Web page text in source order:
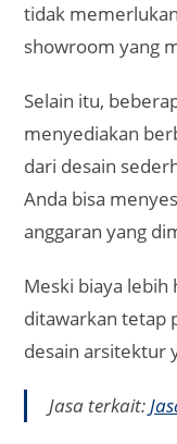
tidak
showroom yang
Selain itu,
menyediakan
dari desain
Anda bisa
anggaran yang
Meski biaya lebih
ditawarkan tetap
desain arsitektur
Jasa terkait: